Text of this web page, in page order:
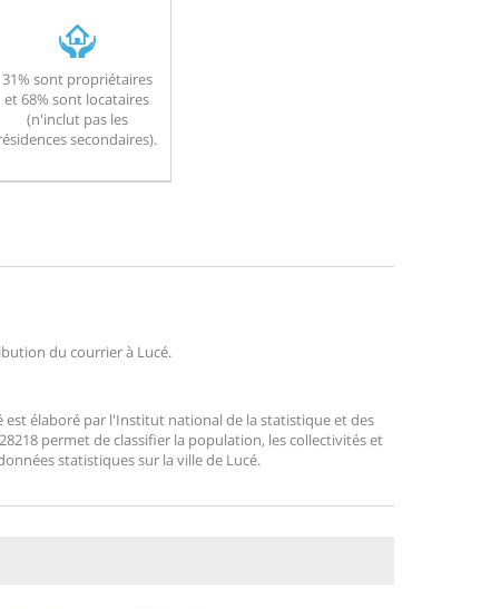
31% sont propriétaires
et 68% sont locataires
(n'inclut pas les
secondaires).
du courrier à Lucé.
est élaboré par l'Institut national de la statistique et des
permet de classifier la population, les collectivités et
statistiques sur la ville de Lucé.